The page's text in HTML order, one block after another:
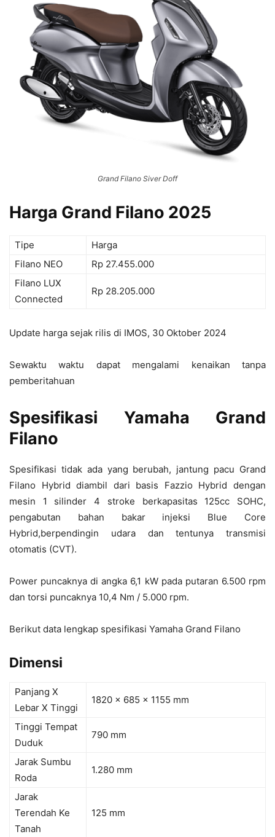
Grand Filano Siver Doff
Harga Grand Filano 2025
Tipe
Harga
Filano NEO
Rp 27.455.000
Filano LUX
Connected
Rp 28.205.000
Update harga sejak rilis di IMOS, 30 Oktober 2024
Sewaktu waktu dapat mengalami kenaikan tanpa
pemberitahuan
Spesifikasi Yamaha Grand
Filano
Spesifikasi tidak ada yang berubah, jantung pacu Grand
Filano Hybrid diambil dari basis Fazzio Hybrid dengan
mesin 1 silinder 4 stroke berkapasitas 125cc SOHC,
pengabutan bahan bakar injeksi Blue Core
Hybrid,berpendingin udara dan tentunya transmisi
otomatis (CVT).
Power puncaknya di angka 6,1 kW pada putaran 6.500 rpm
dan torsi puncaknya 10,4 Nm / 5.000 rpm.
Berikut data lengkap spesifikasi Yamaha Grand Filano
Dimensi
Panjang X
Lebar X Tinggi
1820 x 685 x 1155 mm
Tinggi Tempat
Duduk
790 mm
Jarak Sumbu
Roda
1.280 mm
Jarak
Terendah Ke
Tanah
125 mm